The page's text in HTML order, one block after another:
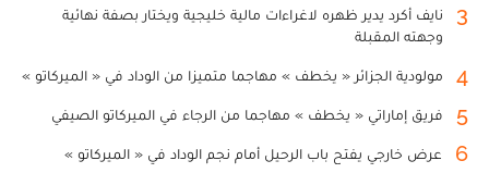
3
نايف أكرد يدير ظهره لاغراءات مالية خليجية ويختار بصفة نهائية
وجهته المقبلة
4 مولودية الجزائر « يخطف » مهاجما متميزا من الوداد في « الميركاتو »
5 فريق إماراتي « يخطف » مهاجما من الرجاء في الميركاتو الصيفي
6 عرض خارجي يفتح باب الرحيل أمام نجم الوداد في « الميركاتو »